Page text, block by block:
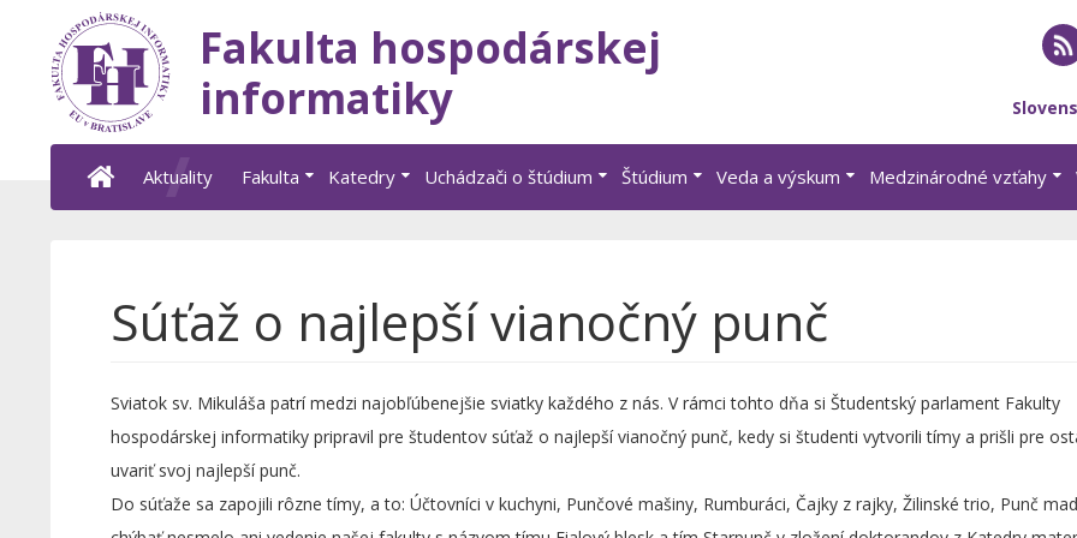
Fakulta hospodárskej
informatiky
Aktuality Fakulta Katedry Uchádzači o štúdium Štúdium Veda a výskum Medzinárodné vzťahy
Súťaž o najlepší vianočný punč
Sviatok sv. Mikuláša patrí medzi najobľúbenejšie sviatky každého z nás. V rámci tohto dňa si Študentský parlament Fakulty
hospodárskej informatiky pripravil pre študentov súťaž o najlepší vianočný punč, kedy si študenti vytvorili tímy a prišli pre
uvariť svoj najlepší punč.
Do súťaže sa zapojili rôzne tímy, a to: Účtovníci v kuchyni, Punčové mašiny, Rumburáci, Čajky z rajky, Žilinské trio, Punč